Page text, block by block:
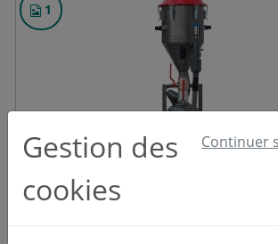
1
Gestion des
cookies
Continuer